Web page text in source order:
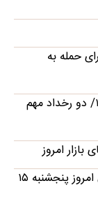
حمله به
تحلیل قیمت طلا در هفته میانی مرداد ۱۴۰۵/ دو رخداد مهم
امروز
قیمت گوشی سامسونگ، شیائومی و آیفون امروز پنجشنبه ۱۵